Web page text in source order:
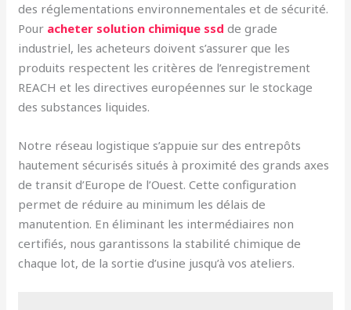
des réglementations environnementales et de sécurité.
Pour acheter solution chimique ssd de grade
industriel, les acheteurs doivent s’assurer que les
produits respectent les critères de l’enregistrement
REACH et les directives européennes sur le stockage
des substances liquides.
Notre réseau logistique s’appuie sur des entrepôts
hautement sécurisés situés à proximité des grands axes
de transit d’Europe de l’Ouest. Cette configuration
permet de réduire au minimum les délais de
manutention. En éliminant les intermédiaires non
certifiés, nous garantissons la stabilité chimique de
chaque lot, de la sortie d’usine jusqu’à vos ateliers.